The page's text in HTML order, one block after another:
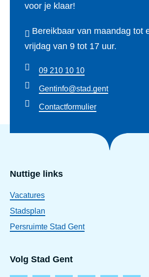
voor je klaar!
Bereikbaar van maandag tot
vrijdag van 9 tot 17 uur.
09 210 10 10
Gentinfo@stad.gent
Contactformulier
Nuttige links
Vacatures
Stadsplan
Persruimte Stad Gent
Volg Stad Gent